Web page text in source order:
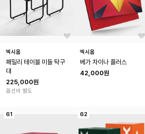
엑시옴
패밀리 테이블 미들 탁구
대
225,000원
옵션비 별도
엑시옴
베가 차이나 플러스
42,000원
61 62